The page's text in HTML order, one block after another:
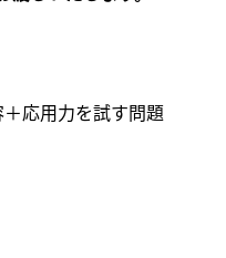
応用力を試す問題